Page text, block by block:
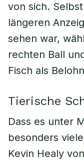
von sich.
längeren
sehen war,
rechten Ball
Fisch als
Tierische
Dass es unter
besonders
Kevin Healy